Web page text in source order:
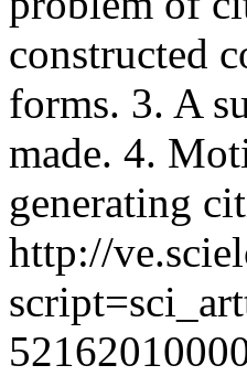
constructed
forms. 3. A
made. 4.
generating
http://